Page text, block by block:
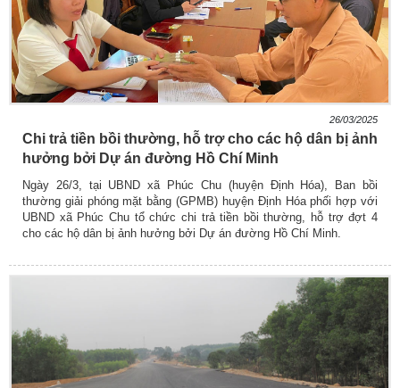
26/03/2025
Chi trả tiền bồi thường, hỗ trợ cho các hộ dân bị ảnh
hưởng bởi Dự án đường Hồ Chí Minh
Ngày 26/3, tại UBND xã Phúc Chu (huyện Định Hóa), Ban bồi
thường giải phóng mặt bằng (GPMB) huyện Định Hóa phối hợp với
UBND xã Phúc Chu tổ chức chi trả tiền bồi thường, hỗ trợ đợt 4
cho các hộ dân bị ảnh hưởng bởi Dự án đường Hồ Chí Minh.